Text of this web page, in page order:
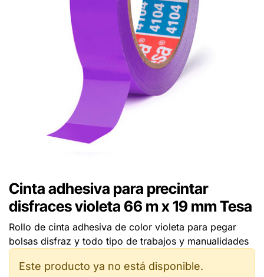
Cinta adhesiva para precintar
disfraces violeta 66 m x 19 mm Tesa
Rollo de cinta adhesiva de color violeta para pegar
bolsas disfraz y todo tipo de trabajos y manualidades
Este producto ya no está disponible.